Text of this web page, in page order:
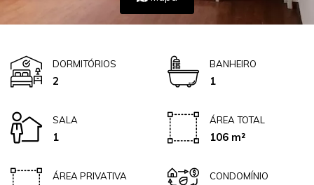
DORMITÓRIOS
2
BANHEIRO
1
SALA
1
ÁREA TOTAL
106 m²
ÁREA PRIVATIVA CONDOMÍNIO